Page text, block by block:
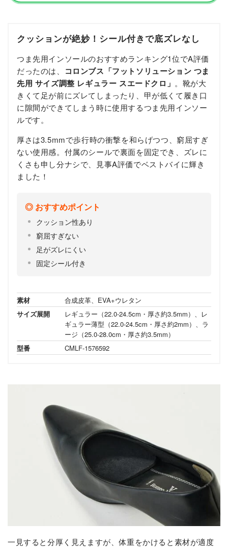
クッションが絶妙！シール付きで底ズレなし
つま先用インソールのおすすめランキング1位でA評価
だったのは、
コロンブス「フットソリューション つま
先用 サイズ調整 レギュラー スエードクロ」 。靴が大
きくて足が前にズレてしまったり、甲が低くて履き口
に隙間ができてしまう時に使用するつま先用インソー
ルです。
厚さは3.5mmで歩行時の衝撃を和らげつつ、窮屈すぎ
ない使用感。付属のシールで裏面を固定でき、ズレに
くさも申し分ナシで、見事A評価でベストバイに輝き
ました！
おすすめポイント
クッション性あり
窮屈すぎない
足がズレにくい
固定シール付き
素材
合成皮革、EVA+ウレタン
サイズ展開
レギュラー（22.0-24.5cm・厚さ約3.5mm）、レ
ギュラー薄型（22.0-24.5cm・厚さ約2mm）、ラ
ージ（25.0-28.0cm・厚さ約3.5mm）
型番
CMLF-1576592
一見すると分厚く見えますが、体重をかけると素材が適度